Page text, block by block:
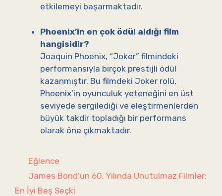
etkilemeyi başarmaktadır.
Phoenix’in en çok ödül aldığı film
hangisidir?
Joaquin Phoenix, “Joker” filmindeki
performansıyla birçok prestijli ödül
kazanmıştır. Bu filmdeki Joker rolü,
Phoenix’in oyunculuk yeteneğini en üst
seviyede sergilediği ve eleştirmenlerden
büyük takdir topladığı bir performans
olarak öne çıkmaktadır.
Kategoriler
Eğlence
James Bond’un 60. Yılında Unutulmaz Filmler:
En İyi Beş Seçki